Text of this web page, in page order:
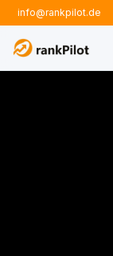
info@rankpilot.de